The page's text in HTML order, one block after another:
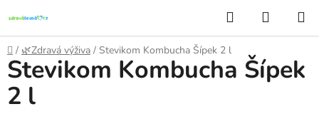
na
obsah
Hledat
KOŠÍK
Domů
/ 🌿Zdravá výživa / Stevikom Kombucha Šípek 2 l
Stevikom Kombucha Šípek
2 l